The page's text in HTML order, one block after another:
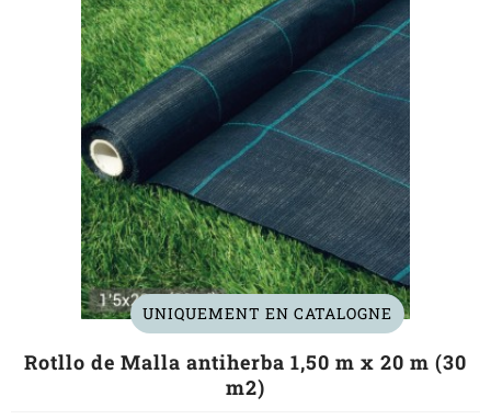
UNIQUEMENT EN CATALOGNE
Rotllo de Malla antiherba 1,50 m x 20 m (30
m2)